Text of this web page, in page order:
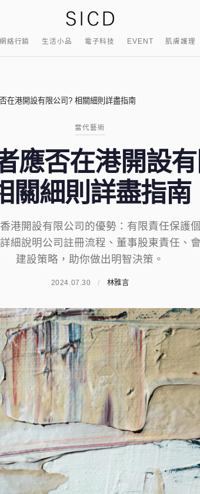
網絡行銷 生活小品 電子科技 EVENT 肌膚護理
在港開設有限公司? 相關細則詳盡指南
當代藝術
應否在港開設
關細則詳盡指南
港開設有限公司的優勢：有限責任保護
細說明公司註冊流程、董事股東責任、
建設策略，助你做出明智決策。
2024.07.30 / 林雅言